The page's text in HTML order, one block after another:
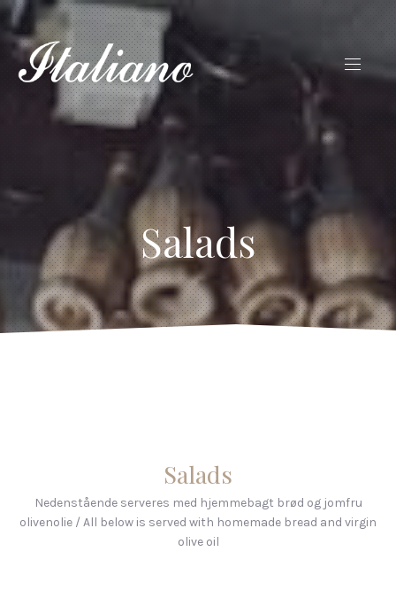
Salads
Salads
Nedenstående serveres med hjemmebagt brød og jomfru
olivenolie / All below is served with homemade bread and virgin
olive oil